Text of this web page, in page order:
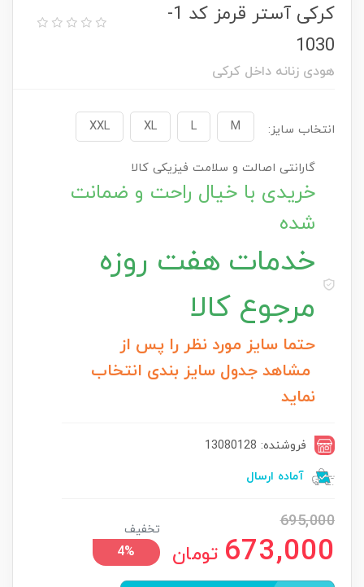
کرکی آستر قرمز کد 1-
1030
هودی زنانه داخل کرکی
انتخاب سایز: M
L
XL
XXL
گارانتی اصالت و سلامت فیزیکی کالا
خریدی با خیال راحت و ضمانت
شده
خدمات هفت روزه
مرجوع کالا
حتما سایز مورد نظر را پس از
مشاهد جدول سایز بندی انتخاب
نماید
فروشنده: 13080128
آماده ارسال
695,000
673,000 تومان
تخفیف
4%